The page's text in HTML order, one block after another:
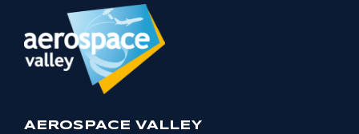
AEROSPACE VALLEY